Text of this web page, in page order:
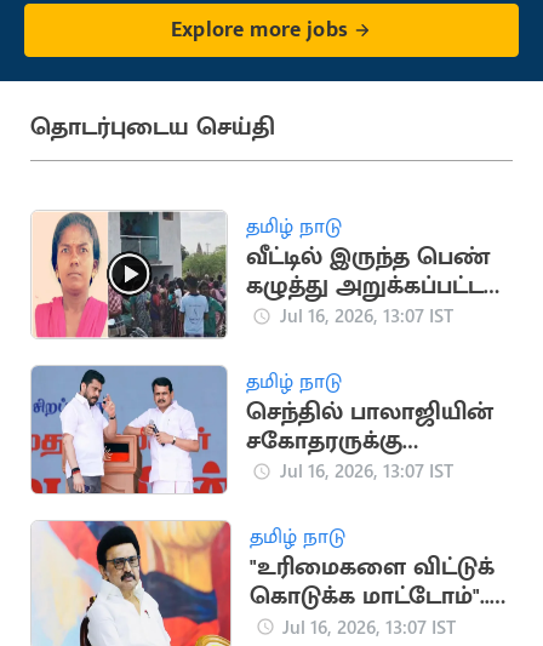
Explore more jobs
தொடர்புடைய செய்தி
தமிழ் நாடு
வீட்டில் இருந்த பெண்
கழுத்து அறுக்கப்பட்ட
நிலையில் சடலமாக
Jul 16, 2026, 13:07 IST
தமிழ் நாடு
செந்தில் பாலாஜியின்
சகோதரருக்கு
விதிக்கப்பட்ட
தளர்வு
Jul 16, 2026, 13:07 IST
தமிழ் நாடு
"உரிமைகளை விட்டுக்
கொடுக்க மாட்டோம்"..
மு.க.ஸ்டாலின் பேச்சு
Jul 16, 2026, 13:07 IST